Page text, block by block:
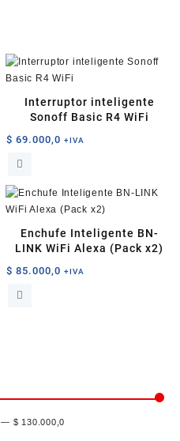
página
de
producto
Interruptor inteligente
Sonoff Basic R4 WiFi
$ 69.000,0 +IVA
Enchufe Inteligente BN-
LINK WiFi Alexa (Pack x2)
$ 85.000,0 +IVA
— $ 130.000,0